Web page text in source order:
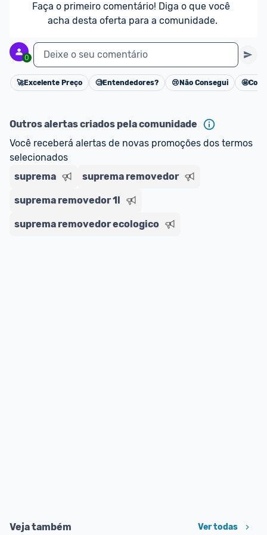
Faça o primeiro comentário! Diga o que você
acha desta oferta para a comunidade.
0 Deixe o seu comentário
Cancelar
🚀Excelente Preço 🧐Entendedores? 😢 Não Consegui 🤩
Outros alertas criados pela comunidade
Você receberá alertas de novas promoções dos termos
selecionados
suprema
suprema removedor
suprema removedor 1l
suprema removedor ecologico
Veja também Ver todas